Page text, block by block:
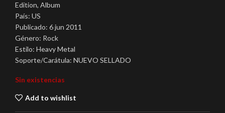
Edition, Album
País: US
Publicado: 6 jun 2011
Género: Rock
Estilo: Heavy Metal
Soporte/Carátula: NUEVO SELLADO
Sin existencias
Add to wishlist